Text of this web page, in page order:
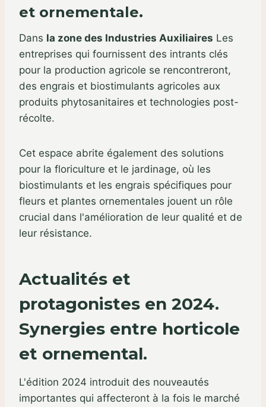
et ornementale.
Dans la zone des Industries Auxiliaires Les
entreprises qui fournissent des intrants clés
pour la production agricole se rencontreront,
des engrais et biostimulants agricoles aux
produits phytosanitaires et technologies post-
récolte.
Cet espace abrite également des solutions
pour la floriculture et le jardinage, où les
biostimulants et les engrais spécifiques pour
fleurs et plantes ornementales jouent un rôle
crucial dans l'amélioration de leur qualité et de
leur résistance.
Actualités et
protagonistes en 2024.
Synergies entre horticole
et ornemental.
L'édition 2024 introduit des nouveautés
importantes qui affecteront à la fois le marché